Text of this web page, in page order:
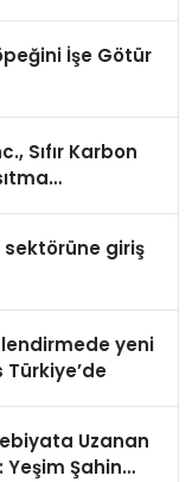
İşe Götür
Sıfır Karbon
sektörüne giriş
yeni
Uzanan
Yeşim Şahin